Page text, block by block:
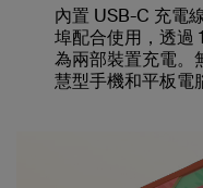
內置 USB-C 充電
埠配合使用，透過
為兩部裝置充電。
慧型手機和平板電